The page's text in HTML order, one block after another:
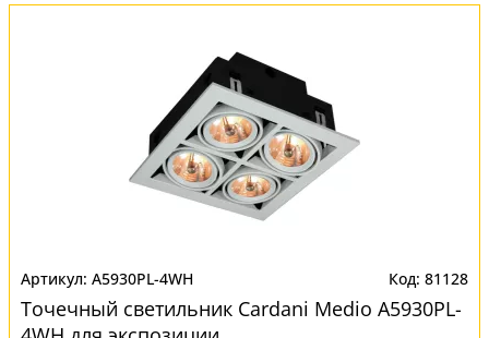
A5930PL-4WH 81128
Точечный светильник Cardani Medio A5930PL-